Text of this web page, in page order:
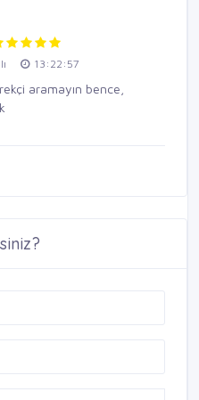
13:22:57
aramayın bence,